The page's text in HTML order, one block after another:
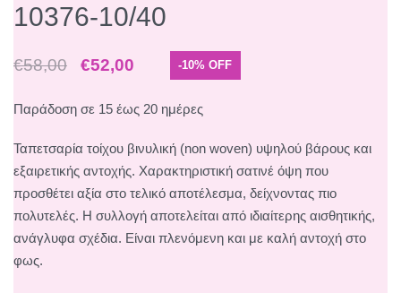
10376-10/40
€58,00 €52,00 -10% OFF
Παράδοση σε 15 έως 20 ημέρες
Ταπετσαρία τοίχου βινυλική (non woven) υψηλού βάρους και
εξαιρετικής αντοχής. Χαρακτηριστική σατινέ όψη που
προσθέτει αξία στο τελικό αποτέλεσμα, δείχνοντας πιο
πολυτελές. Η συλλογή αποτελείται από ιδιαίτερης αισθητικής,
ανάγλυφα σχέδια. Είναι πλενόμενη και με καλή αντοχή στο
φως.